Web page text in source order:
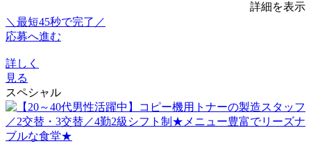
詳細を表示
＼最短45秒で完了／
応募へ進む
詳しく
見る
スペシャル